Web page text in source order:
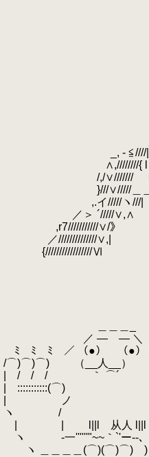
／
/
ｌ ,..-､＿,ﾉ
| ｒモチ
l ｒ i ､ .!
_,,ｲ/,|ヽ ￣
_, - ≦////|l! ＼ ￣
∧,////////{ l ｀ｰ‐
/,/∨/////// ｌ ,'///
}///∨/////＿＿ ヽ
,.イ/////ヽ///| ｀ヽ
／＞ ´/////∨,∧
,r7///////////∨/》 ﾏ
／//////////////∨,|
{/////////////////Ⅵ
／ ― ― ＼
ﾐ ﾐ ﾐ ／ （●）
/⌒)⌒)⌒) （__人__）
| / / / ｀ ⌒´ |
| :::::::::::(⌒)
| ノ
ヽ /
| | l||l 从人 l||l
ヽ -一''''''"~~｀`'ー--
ヽ ＿＿＿＿